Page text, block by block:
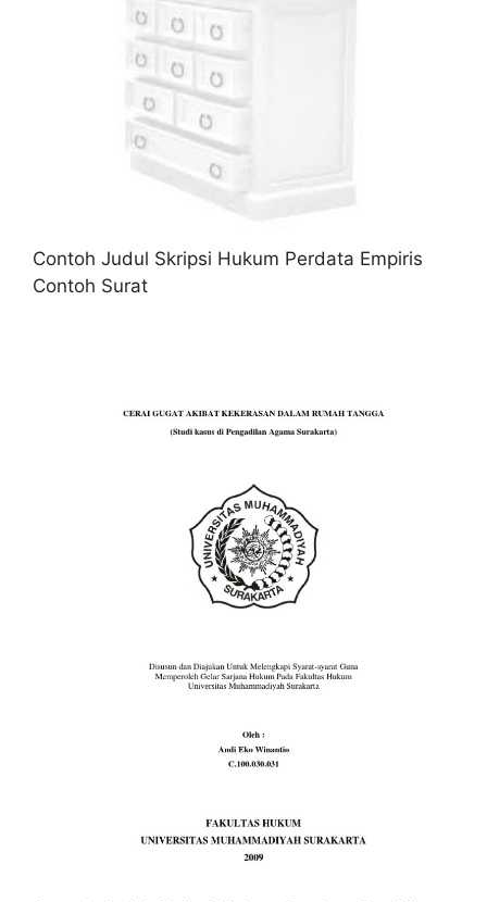
Contoh Judul Skripsi Hukum Perdata Empiris
Contoh Surat